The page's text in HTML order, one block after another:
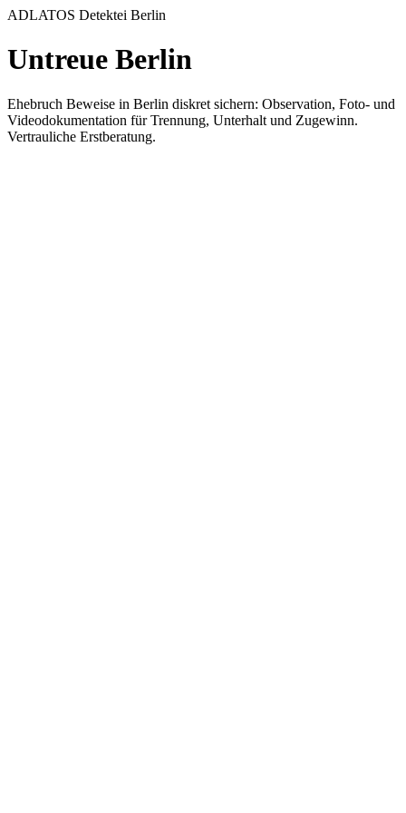
ADLATOS Detektei Berlin
Untreue Berlin
Ehebruch Beweise in Berlin diskret sichern: Observation, Foto- und
Videodokumentation für Trennung, Unterhalt und Zugewinn.
Vertrauliche Erstberatung.